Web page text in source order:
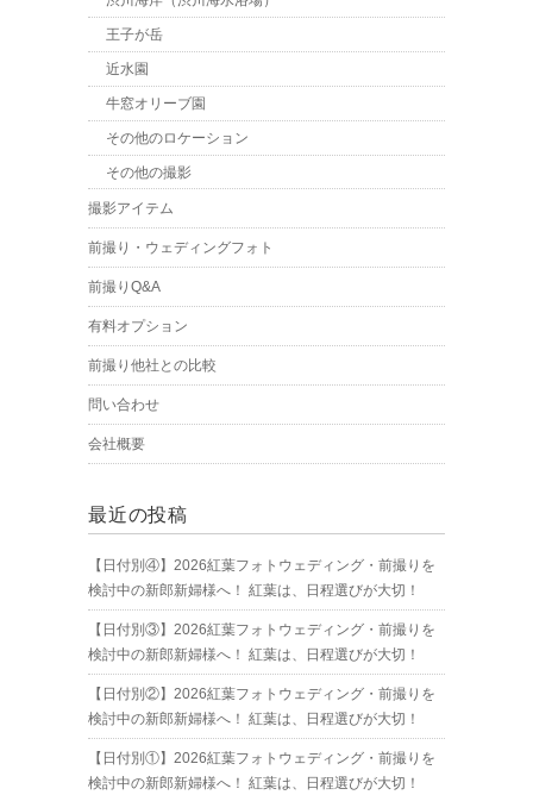
王子が岳
近水園
牛窓オリーブ園
その他のロケーション
その他の撮影
撮影アイテム
前撮り・ウェディングフォト
前撮りQ&A
有料オプション
前撮り他社との比較
問い合わせ
会社概要
最近の投稿
【日付別④】2026紅葉フォトウェディング・前撮りを
検討中の新郎新婦様へ！ 紅葉は、日程選びが大切！
【日付別③】2026紅葉フォトウェディング・前撮りを
検討中の新郎新婦様へ！ 紅葉は、日程選びが大切！
【日付別②】2026紅葉フォトウェディング・前撮りを
検討中の新郎新婦様へ！ 紅葉は、日程選びが大切！
【日付別①】2026紅葉フォトウェディング・前撮りを
検討中の新郎新婦様へ！ 紅葉は、日程選びが大切！